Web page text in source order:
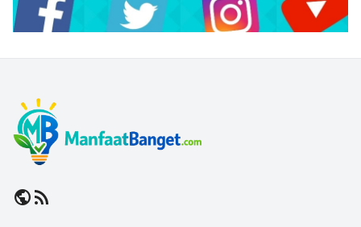
publicrss_feed